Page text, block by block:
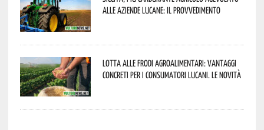
alle aziende lucane: il provvedimento
Lotta alle frodi agroalimentari: vantaggi
concreti per i consumatori lucani. Le novità